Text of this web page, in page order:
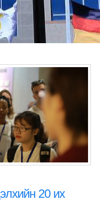
20 их